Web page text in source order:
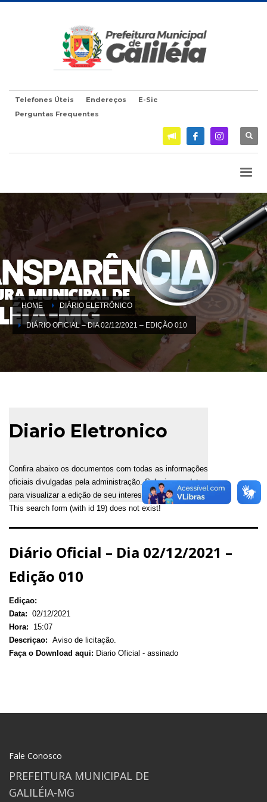
Telefones Úteis Endereços
E-Sic
Perguntas Frequentes
HOME DIÁRIO ELETRÔNICO
DIÁRIO OFICIAL – DIA 02/12/2021 – EDIÇÃO 010
Diario Eletronico
Confira abaixo os documentos com todas as informações
oficiais divulgadas pela administração. Selecione a data
para visualizar a edição de seu interesse.
This search form (with id 19) does not exist!
Diário Oficial – Dia 02/12/2021 –
Edição 010
Ediçao:
Data: 02/12/2021
Hora:
15:07
Descriçao: Aviso de licitação.
Faça o Download aqui: Diario Oficial - assinado
Fale Conosco
PREFEITURA MUNICIPAL DE
GALILÉIA-MG